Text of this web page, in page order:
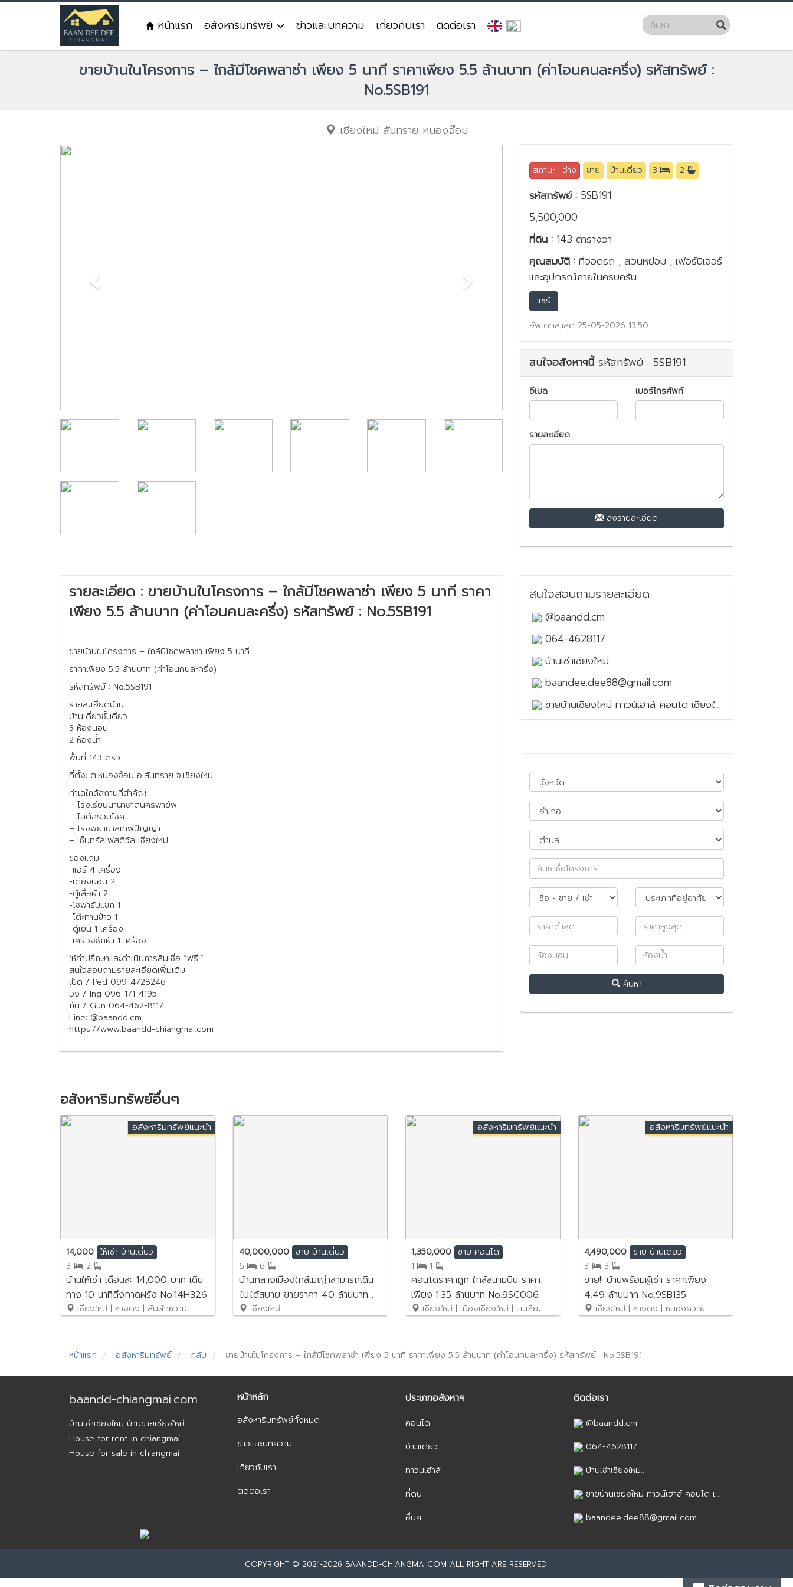
หน้าแรก อสังหาริมทรัพย์ ข่าวและบทความ เกี่ยวกับเรา ติดต่อเรา
ขายบ้านในโครงการ – ใกล้มีโชคพลาซ่า เพียง 5 นาที ราคาเพียง 5.5 ล้านบาท (ค่าโอนคนละครึ่ง) รหัสทรัพย์ :
No.5SB191
เชียงใหม่ สันทราย หนองจ๊อม
สถานะ : ว่าง ขาย บ้านเดี่ยว 3 2
รหัสทรัพย์ : 5SB191
5,500,000
ที่ดิน : 143 ตารางวา
คุณสมบัติ : ที่จอดรถ , สวนหย่อม , เฟอร์นิเจอร์
และอุปกรณ์ภายในครบครัน
แชร์
อัพเดทล่าสุด 25-05-2026 13:50
สนใจอสังหาฯนี้รหัสทรัพย์ : 5SB191
อีเมล เบอร์โทรศัพท์
รายละเอียด
ส่งรายละเอียด
รายละเอียด : ขายบ้านในโครงการ – ใกล้มีโชคพลาซ่า เพียง 5 นาที ราคา
เพียง 5.5 ล้านบาท (ค่าโอนคนละครึ่ง) รหัสทรัพย์ : No.5SB191
ขายบ้านในโครงการ – ใกล้มีโชคพลาซ่า เพียง 5 นาที
ราคาเพียง 5.5 ล้านบาท (ค่าโอนคนละครึ่ง)
รหัสทรัพย์ : No.5SB191
รายละเอียดบ้าน
บ้านเดี่ยวชั้นดียว
3 ห้องนอน
2 ห้องน้ำ
พื้นที่ 143 ตรว.
ที่ตั้ง: ต.หนองจ๊อม อ.สันทราย จ.เชียงใหม่
ทำเลใกล้สถานที่สำคัญ
– โรงเรียนนานาชาตินครพายัพ
– โลตัสรวมโชค
– โรงพยาบาลเทพปัญญา
– เซ็นทรัลเฟสติวัล เชียงใหม่
ของแถม
-แอร์ 4 เครื่อง
-เตียงนอน 2
-ตู้เสื้อผ้า 2
-โซฟารับแขก 1
-โต๊ะทานข้าว 1
-ตู้เย็น 1 เครื่อง
-เครื่องซักผ้า 1 เครื่อง
ให้คำปรึกษาและดำเนินการสินเชื่อ “ฟรี!”
สนใจสอบถามรายละเอียดเพิ่มเติม
เป็ด / Ped 099-4728246
อิง / Ing 096-171-4195
กัน / Gun 064-462-8117
Line: @baandd.cm
https://www.baandd-chiangmai.com
สนใจสอบถามรายละเอียด
@baandd.cm
064-4628117
บ้านเช่าเชียงใหม่..
baandee.dee88@gmail.com
ขายบ้านเชียงใหม่ ทาวน์เฮาส์ คอนโด เชียงใหม่ House for sale in Chiang Mai
ค้นหา
อสังหาริมทรัพย์อื่นๆ
อสังหาริมทรัพย์แนะนำ
14,000 ให้เช่า บ้านเดี่ยว
3
2
บ้านให้เช่า เดือนละ 14,000 บาท เดิน
ทาง 10 นาทีถึงกาดฝรั่ง No.14H326
เชียงใหม่ | หางดง | สันผักหวาน
40,000,000 ขาย บ้านเดี่ยว
6
6
บ้านกลางเมืองใกล้เมญ่าสามารถเดิน
ไปได้สบาย ขายราคา 40 ล้านบาท
No.2SB013
เชียงใหม่
อสังหาริมทรัพย์แนะนำ
1,350,000 ขาย คอนโด
1
1
คอนโดราคาถูก ใกล้สนามบิน ราคา
เพียง 1.35 ล้านบาท No.9SC006
เชียงใหม่ | เมืองเชียงใหม่ | แม่เหียะ
อสังหาริมทรัพย์แนะนำ
4,490,000 ขาย บ้านเดี่ยว
3
3
ขาย!! บ้านพร้อมผู้เช่า ราคาเพียง
4.49 ล้านบาท No.9SB135
เชียงใหม่ | หางดง | หนองควาย
หน้าแรก อสังหาริมทรัพย์ กลับ ขายบ้านในโครงการ – ใกล้มีโชคพลาซ่า เพียง 5 นาที ราคาเพียง 5.5 ล้านบาท (ค่าโอนคนละครึ่ง) รหัสทรัพย์ : No.5SB191
baandd-chiangmai.com
บ้านเช่าเชียงใหม่ บ้านขายเชียงใหม่
House for rent in chiangmai
House for sale in chiangmai
หน้าหลัก
อสังหาริมทรัพย์ทั้งหมด
ข่าวและบทความ
เกี่ยวกับเรา
ติดต่อเรา
ประเภทอสังหาฯ
คอนโด
บ้านเดี่ยว
ทาวน์เฮ้าส์
ที่ดิน
อื่นๆ
ติดต่อเรา
@baandd.cm
064-4628117
บ้านเช่าเชียงใหม่..
ขายบ้านเชียงใหม่ ทาวน์เฮาส์ คอนโด เชียงใหม่ House for sale in Chiang Mai
baandee.dee88@gmail.com
COPYRIGHT © 2021-2026 BAANDD-CHIANGMAI.COM ALL RIGHT ARE RESERVED.